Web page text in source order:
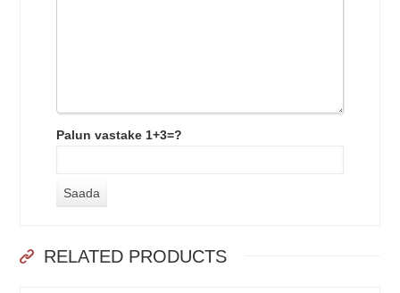
Palun vastake 1+3=?
RELATED PRODUCTS